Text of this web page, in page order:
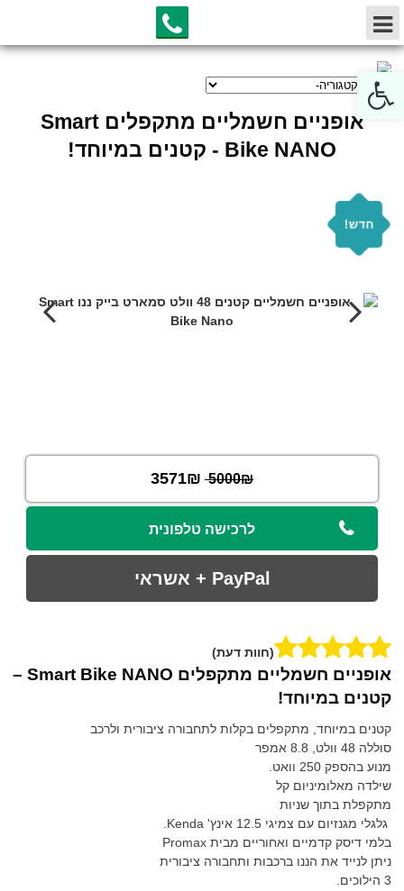
חדש!
אופניים חשמליים מתקפלים Smart
Bike NANO - קטנים במיוחד!
5000₪
3571₪
לרכישה טלפונית
(חוות דעת)
אופניים חשמליים מתקפלים Smart Bike NANO –
קטנים במיוחד!
קטנים במיוחד, מתקפלים בקלות לתחבורה ציבורית ולרכב
סוללה 48 וולט, 8.8 אמפר
מנוע בהספק 250 וואט.
שילדה מאלומיניום קל
מתקפלת בתוך שניות
גלגלי מגנזיום עם צמיגי 12.5 אינץ' Kenda.
בלמי דיסק קדמיים ואחוריים מבית Promax
ניתן לנייד את הננו ברכבות ותחבורה ציבורית
3 הילוכים.
Open toolbar